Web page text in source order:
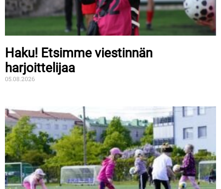
Haku! Etsimme viestinnän
harjoittelijaa
05.08.2026